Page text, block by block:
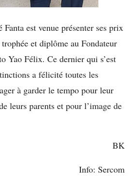
est venue présenter ses prix
et diplôme au Fondateur
Yao Félix. Ce dernier qui s’est
a félicité toutes les
à garder le tempo pour leur
leurs parents et pour l’image de
BK
Info: Sercom